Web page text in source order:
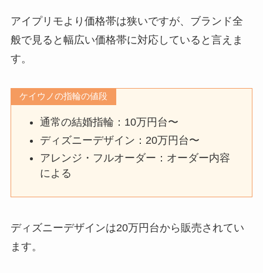
アイプリモより価格帯は狭いですが、ブランド全
般で見ると幅広い価格帯に対応していると言えま
す。
ケイウノの指輪の値段
通常の結婚指輪：10万円台〜
ディズニーデザイン：20万円台〜
アレンジ・フルオーダー：オーダー内容
による
ディズニーデザインは20万円台から販売されてい
ます。